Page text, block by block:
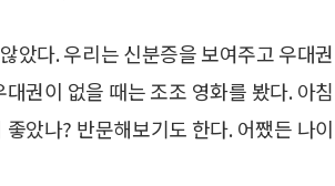
았다. 우리는 신분증을 보여주고 우대권
권이 없을 때는 조조 영화를 봤다. 아침
았나? 반문해보기도 한다. 어쨌든 나이